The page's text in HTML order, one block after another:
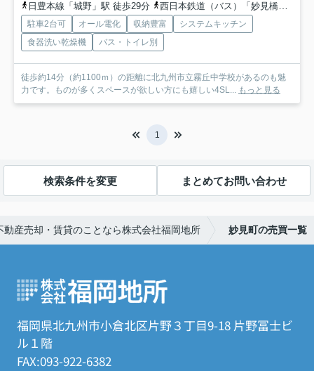
日豊本線「城野」駅 徒歩29分
西日本鉄道（バス）「妙見橋（福岡県）」バス停下車 徒歩9分
駐車2台可 オール電化 収納豊富
システムキッチン
食器洗い乾燥機
バス・トイレ別
徒歩約14分（約1100ｍ）の距離に北九州市立霧丘中学校があるのも魅
力です。ものが多くスペースが欲しい方にも嬉しい4SL... もっと見る
1
検索条件を変更 まとめてお問い合わせ
動産売却・賃貸のことなら株式会社福岡地所 妙見町の売買一覧
福岡県北九州市小倉北区片野３丁目9-18 片野冨士ビ
ル１階
FAX:093-922-6382